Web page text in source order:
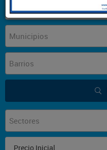
Tipo de inmueble
Municipios
Barrios
Sectores